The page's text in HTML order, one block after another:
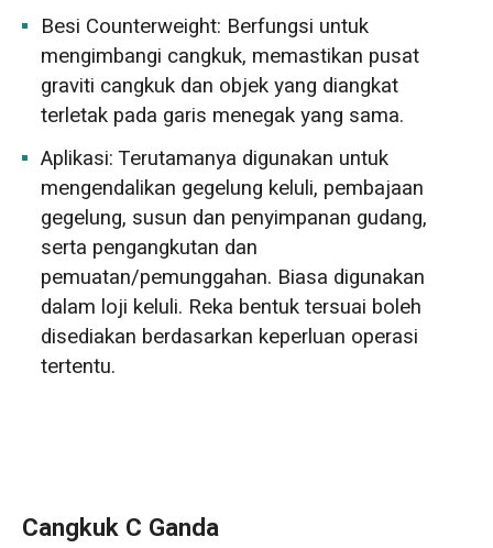
Besi Counterweight: Berfungsi untuk
mengimbangi cangkuk, memastikan pusat
graviti cangkuk dan objek yang diangkat
terletak pada garis menegak yang sama.
Aplikasi: Terutamanya digunakan untuk
mengendalikan gegelung keluli, pembajaan
gegelung, susun dan penyimpanan gudang,
serta pengangkutan dan
pemuatan/pemunggahan. Biasa digunakan
dalam loji keluli. Reka bentuk tersuai boleh
disediakan berdasarkan keperluan operasi
tertentu.
Cangkuk C Ganda